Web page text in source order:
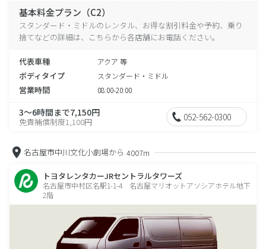
基本料金プラン（C2）
スタンダード・ミドルのレンタル、お得な割引料金や予約、乗り
捨てなどの詳細は、こちらから各店舗にお電話ください。
代表車種 アクア 等
ボディタイプ スタンダード・ミドル
営業時間 08:00-20:00
3～6時間まで7,150円
免責補償制度1,100円 052-562-0300
名古屋市中川文化小劇場から 4007m
トヨタレンタカーJRセントラルタワーズ
名古屋市中村区名駅1-1-4 名古屋マリオットアソシアホテル地下
2階